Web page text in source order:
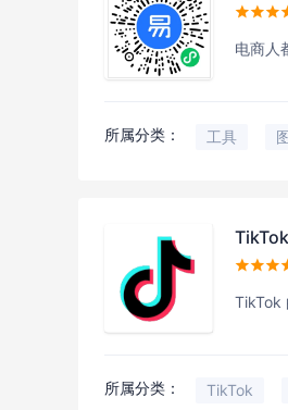

电商人
所属分类： 工具

TikTok
所属分类： TikTok